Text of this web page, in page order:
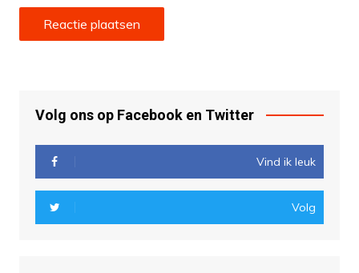
Volg ons op Facebook en Twitter
Vind ik leuk
Volg